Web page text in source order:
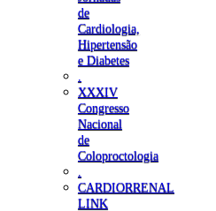
de
Cardiologia,
Hipertensão
e Diabetes
XXXIV
Congresso
Nacional
de
Coloproctologia
CARDIORRENAL
LINK